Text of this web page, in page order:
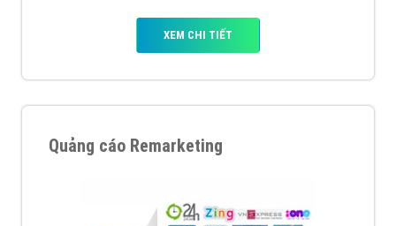
XEM CHI TIẾT
Quảng cáo Remarketing